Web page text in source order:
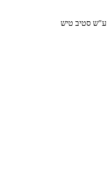
ע"ש סטיב טיש